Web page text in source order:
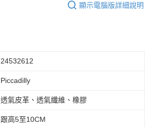
顯示電腦版詳細說明
24532612
Piccadilly
透氣皮革、透氣纖維、橡膠
跟高5至10CM